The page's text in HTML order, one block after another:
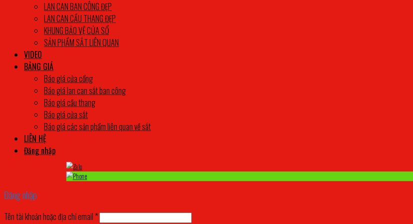
LAN CAN BAN CÔNG ĐẸP
LAN CAN CẦU THANG ĐẸP
KHUNG BẢO VỆ CỬA SỔ
SẢN PHẨM SẮT LIÊN QUAN
VIDEO
BẢNG GIÁ
Báo giá cửa cổng
Báo giá lan can sắt ban công
Báo giá cầu thang
Báo giá cửa sắt
Báo giá các sản phẩm liên quan về sắt
LIÊN HỆ
Đăng nhập
Đăng nhập
Tên tài khoản hoặc địa chỉ email *